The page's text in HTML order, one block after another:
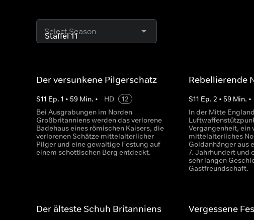
Select Season
Der versunkene Pilgerschatz
S11 Ep. 1 • 59 Min. • HD
12
Bei Ausgrabungen im Norden
Großbritanniens werden das verlorene
Badehaus eines römischen Kaisers, die
verlorenen Schätze mittelalterlicher
Pilger und eine gewaltige Festung auf
einem schottischen Berg entdeckt.
Rebellierende
S11 Ep.2 • 59 Min. •
In der Mitte
Vergangenheit, ein
mittelalterliches
Goldanhänger aus
7. Jahrhundert und
sehr langen
Gastfreundschaft.
Der älteste Schuh Britanniens Vergessene